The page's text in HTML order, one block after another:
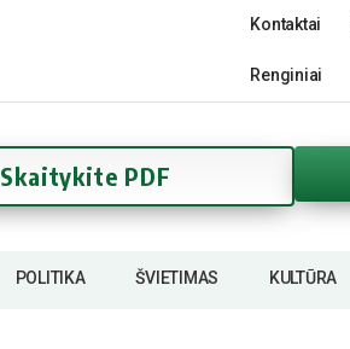
Kontaktai
Renginiai
Skaitykite PDF
POLITIKA ŠVIETIMAS KULTŪRA